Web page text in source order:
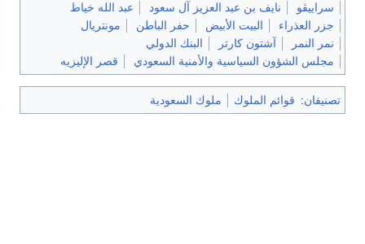
سراييڤو
نايف بن عبد العزيز آل سعود
عبد الله خياط
جزر العذراء
البيت الأبيض حفر الباطن
مونتريال
نمر النمر
آشتون كارتر
البنك الدولي
مجلس الشؤون السياسية والأمنية السعودي
قصر الإليزيه
تصنيفان: قوائم الملوك ملوك السعودية